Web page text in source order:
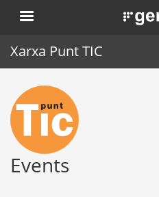
. Obre
Xarxa Punt TIC
Home
Punt TIC
News
Events